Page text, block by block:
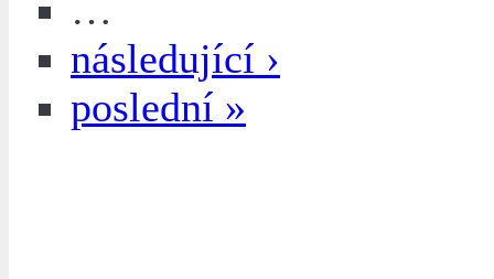
…
následující ›
poslední »